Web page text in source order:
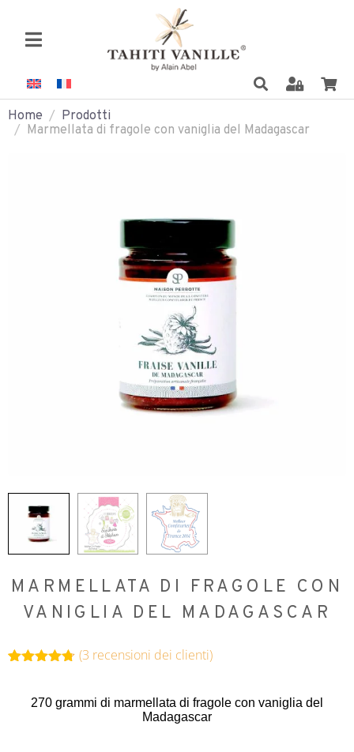
Home
Prodotti
Marmellata di fragole con vaniglia del Madagascar
MARMELLATA DI FRAGOLE CON
VANIGLIA DEL MADAGASCAR
su base
(3 recensioni dei clienti)
270 grammi di marmellata di fragole con vaniglia del
Madagascar